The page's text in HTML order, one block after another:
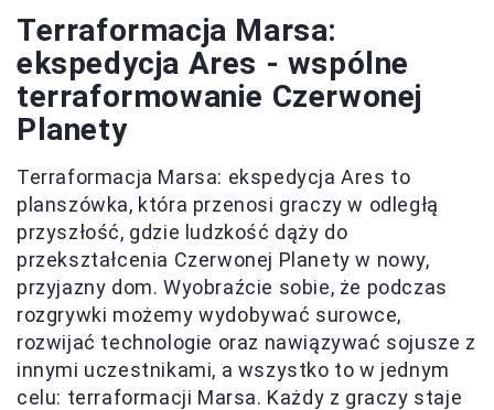
Terraformacja Marsa:
ekspedycja Ares - wspólne
terraformowanie Czerwonej
Planety
Terraformacja Marsa: ekspedycja Ares to
planszówka, która przenosi graczy w odległą
przyszłość, gdzie ludzkość dąży do
przekształcenia Czerwonej Planety w nowy,
przyjazny dom. Wyobraźcie sobie, że podczas
rozgrywki możemy wydobywać surowce,
rozwijać technologie oraz nawiązywać sojusze z
innymi uczestnikami, a wszystko to w jednym
celu: terraformacji Marsa. Każdy z graczy staje